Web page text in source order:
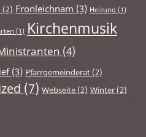
(2) Fronleichnam (3) Heizung (1)
(1) Kirchenmusik
(4)
(3) Pfarrgemeinderat (2)
(7) Webseite (2) Winter (2)